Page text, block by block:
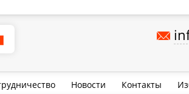
Новости Контакты